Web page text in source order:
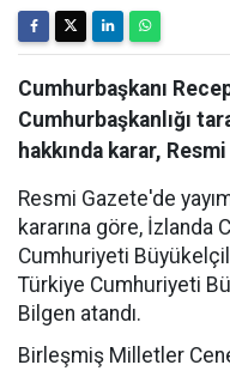
Cumhurbaşkanı
Cumhurbaşkanlığı
hakkında karar,
Resmi Gazete'de
kararına göre, İzlanda
Cumhuriyeti
Türkiye Cumhuriyeti
Bilgen atandı.
Birleşmiş Milletler